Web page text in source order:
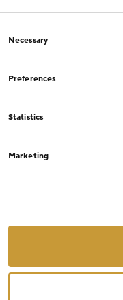
Selection
Necessary
Preferences
Statistics
Marketing